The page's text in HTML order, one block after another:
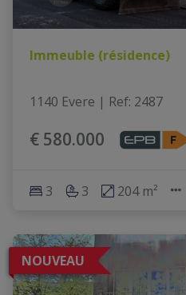
Immeuble (résidence)
1140 Evere | Ref: 2487
€ 580.000
3 3 204 m²
NOUVEAU